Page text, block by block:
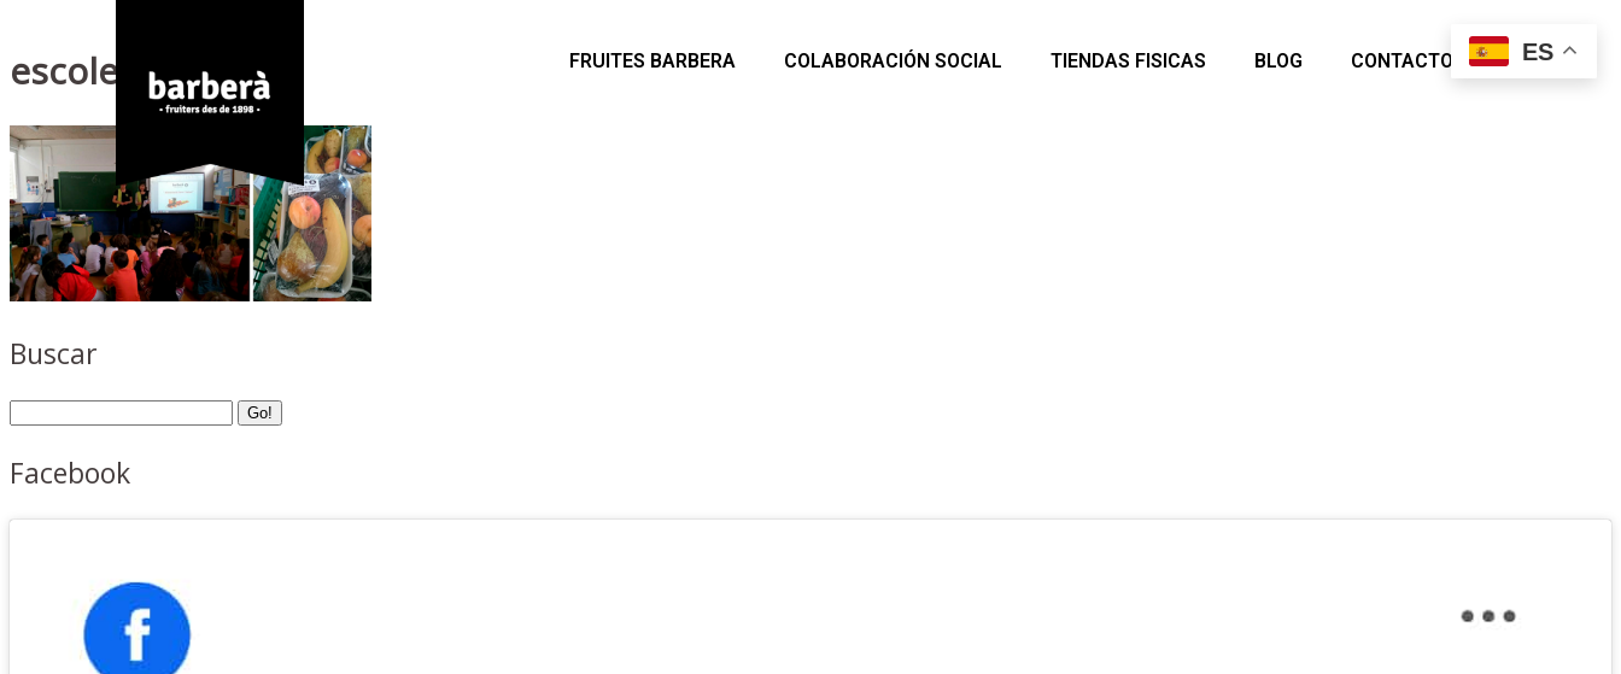
FRUITES BARBERA COLABORACIÓN SOCIAL TIENDAS FISICAS BLOG CONTACTO
escoles-2
Buscar
Facebook
ES